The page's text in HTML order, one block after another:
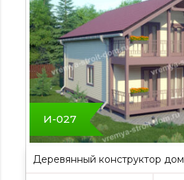
И-027
Деревянный конструктор дом